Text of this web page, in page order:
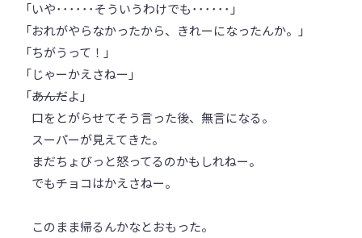
「いや･･････そういうわけでも･･････」
「おれがやらなかったから、きれーになったんか。」
「ちがうって！」
「じゃーかえさねー」
「――――――あんだよ」
口をとがらせてそう言った後、無言になる。
スーパーが見えてきた。
まだちょびっと怒ってるのかもしれねー。
でもチョコはかえさねー。
このまま帰るんかなとおもった。